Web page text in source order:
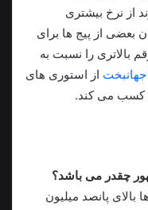
از نرخ بیشتری
بعضی از پیج ها برای
بالاتری را نسبت به
جهانبخت از استوری های
کسب می کند.
چقدر می باشد؟
بالای پانصد میلیون